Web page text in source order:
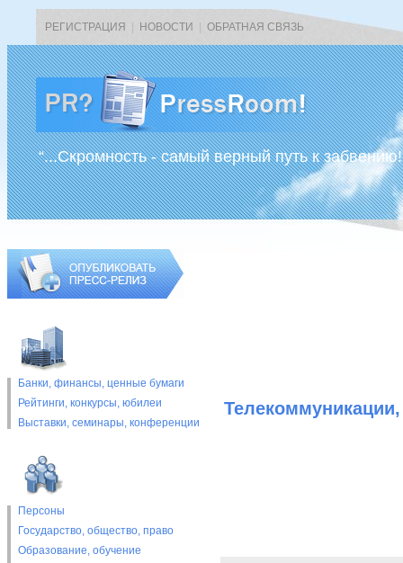
РЕГИСТРАЦИЯ НОВОСТИ ОБРАТНАЯ СВЯЗЬ
“...Скромность - самый верный путь к
Банки, финансы, ценные бумаги
Рейтинги, конкурсы, юбилеи
Выставки, cеминары, конференции
Персоны
Государство, общество, право
Образование, обучение